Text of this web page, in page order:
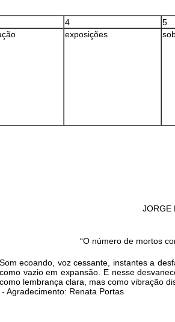
4 5
exposições
JORGE
“O número de mortos
Som ecoando, voz cessante, instantes a
como vazio em expansão. E nesse
como lembrança clara, mas como vibração
- Agradecimento: Renata Portas